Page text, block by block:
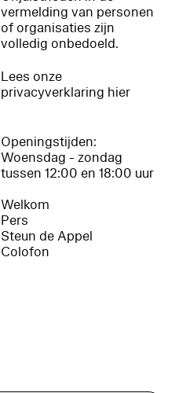
vermelding van personen
of organisaties zijn
volledig onbedoeld.
Lees onze
privacyverklaring hier
Openingstijden:
Woensdag - zondag
tussen 12:00 en 18:00 uur
Welkom
Pers
Steun de Appel
Colofon